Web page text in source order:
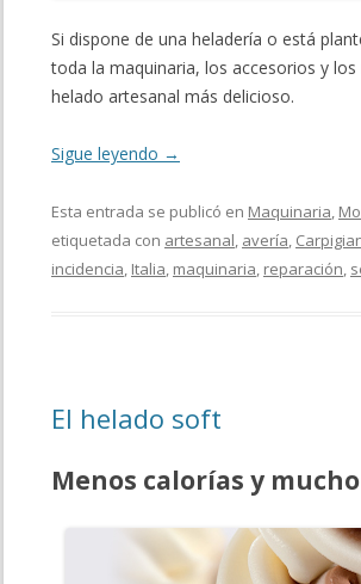
Si dispone de una heladería o está
toda la maquinaria, los accesorios y
helado artesanal más delicioso.
Sigue leyendo →
Esta entrada se publicó en Maquinaria,
etiquetada con artesanal, avería,
incidencia, Italia, maquinaria, reparación,
El helado soft
Menos calorías y